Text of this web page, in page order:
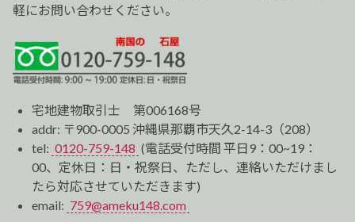
軽にお問い合わせください。
宅地建物取引士 第006168号
addr: 〒900-0005 沖縄県那覇市天久2-14-3（208）
tel: 0120-759-148 (電話受付時間 平日9：00~19：
00、定休日：日・祝祭日、ただし、連絡いただけまし
たら対応させていただきます)
email: 759@ameku148.com